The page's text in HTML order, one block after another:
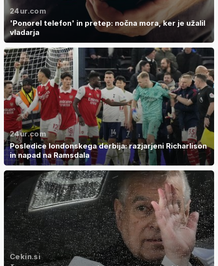
24ur.com
'Ponorel telefon' in pretep: nočna mora, ker je užalil
vladarja
24ur.com
Posledice londonskega derbija: razjarjeni Richarlison
in napad na Ramsdala
Cekin.si